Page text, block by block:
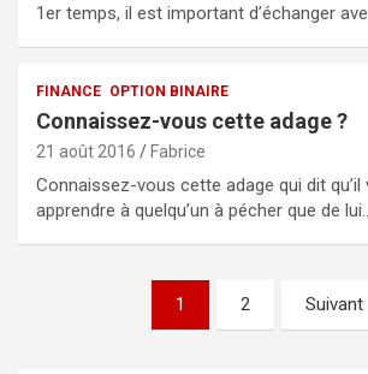
1er temps, il est important d’échanger
FINANCE OPTION BINAIRE
Connaissez-vous cette adage ?
21 août 2016 Fabrice
Connaissez-vous cette adage qui dit qu’il
apprendre à quelqu’un à pécher que de
1 2 Suivant